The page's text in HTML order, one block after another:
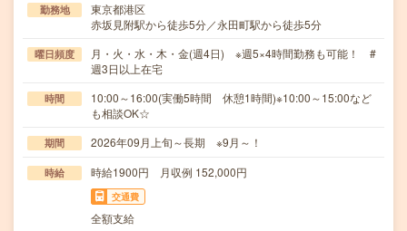
勤務地
東京都港区
赤坂見附駅から徒歩5分／永田町駅から徒歩5分
曜日頻度
月・火・水・木・金(週4日) ※週5×4時間勤務も可能！ #
週3日以上在宅
時間
10:00～16:00(実働5時間 休憩1時間)※10:00～15:00など
も相談OK☆
期間 2026年09月上旬～長期 ※9月～！
時給 時給1900円 月収例 152,000円
交通費
全額支給